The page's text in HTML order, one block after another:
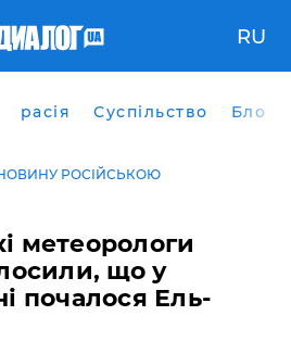
RU
расія Суспільство Блоги
РОСІЙСЬКОЮ
метеорологи
що у
почалося Ель-